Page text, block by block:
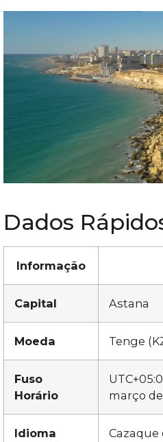
Dados
Informação
Capital Astana
Moeda Tenge
Fuso
Horário
março
Idioma Cazaque